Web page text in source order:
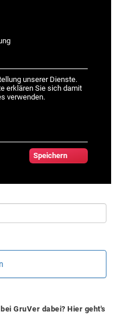
GruVer dabei? Hier geht's
unserer Dienste.
erklären Sie sich damit
verwenden.
Speichern